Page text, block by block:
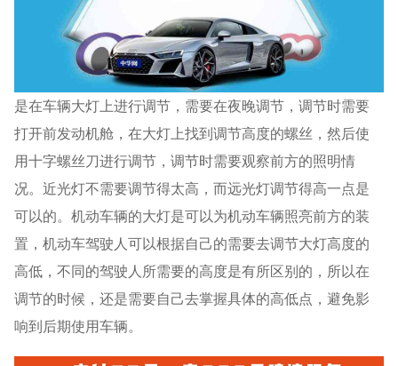
是在车辆大灯上进行调节，需要在夜晚调节，调节时需要
打开前发动机舱，在大灯上找到调节高度的螺丝，然后使
用十字螺丝刀进行调节，调节时需要观察前方的照明情
况。近光灯不需要调节得太高，而远光灯调节得高一点是
可以的。机动车辆的大灯是可以为机动车辆照亮前方的装
置，机动车驾驶人可以根据自己的需要去调节大灯高度的
高低，不同的驾驶人所需要的高度是有所区别的，所以在
调节的时候，还是需要自己去掌握具体的高低点，避免影
响到后期使用车辆。